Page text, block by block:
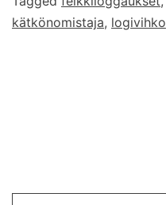
kätkönomistaja, logivihko
Type your email…